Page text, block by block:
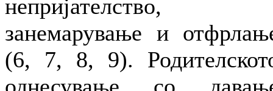
непријателство,
занемарување и
(6, 7, 8, 9).